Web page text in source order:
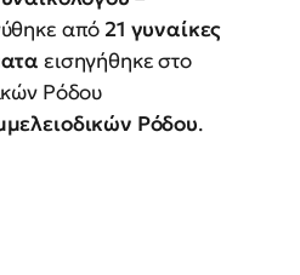
από 21 γυναίκες
εισηγήθηκε στο
Ρόδου
Ρόδου.